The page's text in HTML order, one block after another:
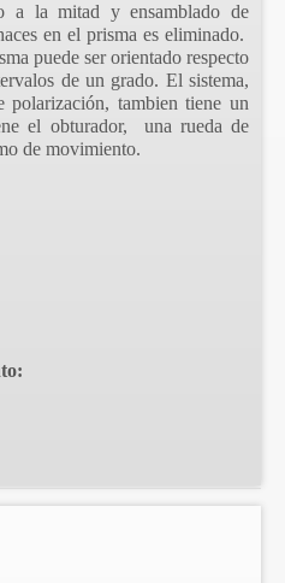
a la mitad y ensamblado de
en el prisma es eliminado.
puede ser orientado respecto
de un grado. El sistema,
polarización, tambien tiene un
el obturador, una rueda de
de movimiento.